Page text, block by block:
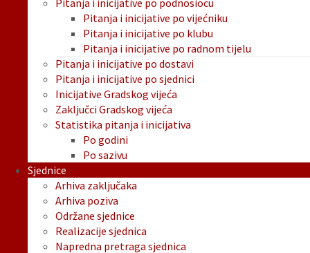
Pitanja i inicijative po podnosiocu
Pitanja i inicijative po vijećniku
Pitanja i inicijative po klubu
Pitanja i inicijative po radnom tijelu
Pitanja i inicijative po dostavi
Pitanja i inicijative po sjednici
Inicijative Gradskog vijeća
Zaključci Gradskog vijeća
Statistika pitanja i inicijativa
Po godini
Po sazivu
Sjednice
Arhiva zaključaka
Arhiva poziva
Održane sjednice
Realizacije sjednica
Napredna pretraga sjednica